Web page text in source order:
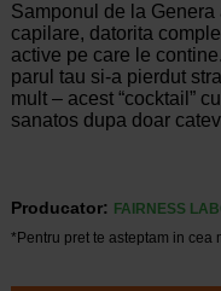
Samponul de la Genera
capilare, datorita
active pe care le
parul tau si-a pierdut
mult – acest “cocktail”
sanatos dupa doar
Producator:
FAIRNESS
*Pentru pret te asteptam in cea